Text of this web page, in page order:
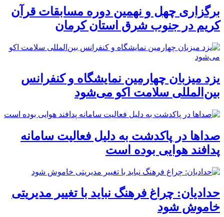
برگزاری چهل و نهمین دوره مسابقات قرآن
کریم در جنوب شرق استان کرمان
یزد میزبان چهارمین نمایشگاه و کنفرانس
بین‌المللی سلامت اکو می‌شود
صداها در پاکدشت به دلیل فعالیت سامانه
پدافند هوایی بوده است
حدادیان: چراغ فرهنگ نباید با تغییر مدیریتی
خاموش شود